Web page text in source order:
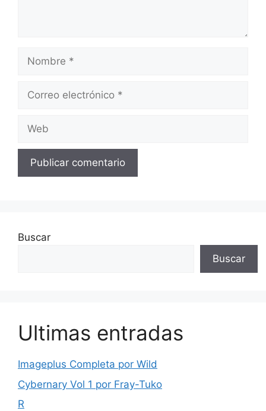
Nombre
Correo
Web
Buscar
Buscar
Ultimas entradas
Imageplus Completa por Wild
Cybernary Vol 1 por Fray-Tuko
R